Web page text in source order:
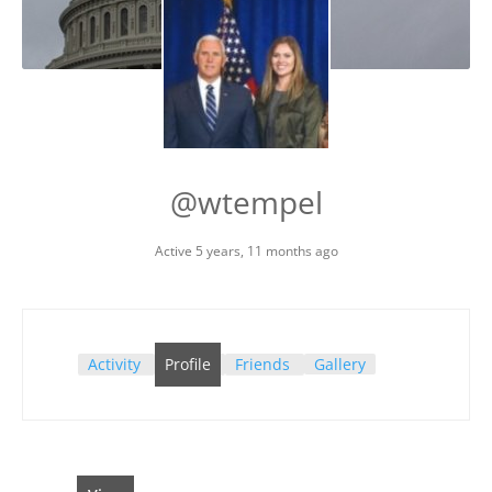
@wtempel
Active 5 years, 11 months ago
Activity Profile Friends Gallery